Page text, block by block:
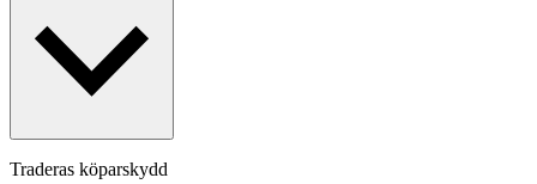
Traderas köparskydd